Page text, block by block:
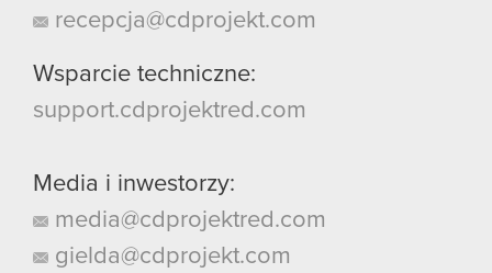
recepcja@cdprojekt.com
Wsparcie techniczne:
support.cdprojektred.com
Media i inwestorzy:
media@cdprojektred.com
gielda@cdprojekt.com